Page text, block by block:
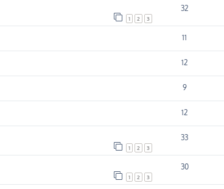
1 2 3
32
11
12
9
12
1 2 3
33
1 2 3
30